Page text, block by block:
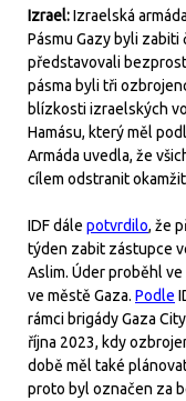
Izrael:Izraelská
Pásmu Gazy byli
představovali
pásma byli tři
blízkosti izraelských
Hamásu, který měl
Armáda uvedla, že
cílem odstranit
IDF dále potvrdilo, že
týden zabit zástupce
Aslim. Úder proběhl
ve městě Gaza. Podle
rámci brigády Gaza
října 2023, kdy
době měl také
proto byl označen za